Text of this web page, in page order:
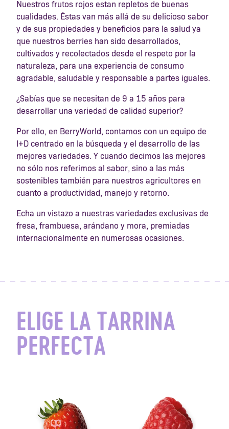
Nuestros frutos rojos estan repletos de buenas
cualidades. Éstas van más allá de su delicioso sabor
y de sus propiedades y beneficios para la salud ya
que nuestros berries han sido desarrollados,
cultivados y recolectados desde el respeto por la
naturaleza, para una experiencia de consumo
agradable, saludable y responsable a partes iguales.
¿Sabías que se necesitan de 9 a 15 años para
desarrollar una variedad de calidad superior?
Por ello, en BerryWorld, contamos con un equipo de
I+D centrado en la búsqueda y el desarrollo de las
mejores variedades. Y cuando decimos las mejores
no sólo nos referimos al sabor, sino a las más
sostenibles también para nuestros agricultores en
cuanto a productividad, manejo y retorno.
Echa un vistazo a nuestras variedades exclusivas de
fresa, frambuesa, arándano y mora, premiadas
internacionalmente en numerosas ocasiones.
ELIGE LA TARRINA
PERFECTA